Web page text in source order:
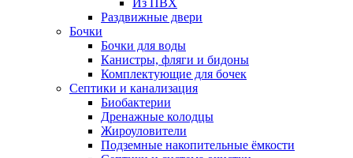
Раздвижные двери
Бочки
Бочки для воды
Канистры, фляги и бидоны
Комплектующие для бочек
Септики и канализация
Биобактерии
Дренажные колодцы
Жироуловители
Подземные накопительные ёмкости